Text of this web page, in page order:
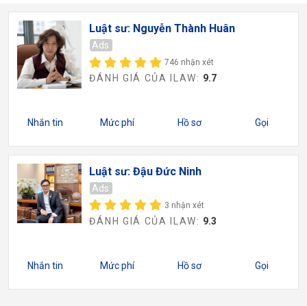
Luật sư: Nguyễn Thành Huân
Ads
746 nhận xét
ĐÁNH GIÁ CỦA ILAW: 9.7
Nhắn tin Mức phí Hồ sơ Gọi
Luật sư: Đậu Đức Ninh
Ads
3 nhận xét
ĐÁNH GIÁ CỦA ILAW: 9.3
Nhắn tin Mức phí Hồ sơ Gọi